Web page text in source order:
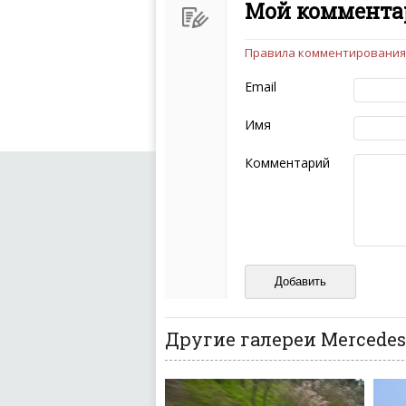
Мой
Чтобы ваш комментарий
следующих правил:
Комментарий не
эмоциональных
Не стоит
Пожалуйста, не
также призывы к
Не размещайте
И запаситесь терпением,
ваш отзыв может
Правила комментирования
Email
Имя
Комментарий
Другие галереи